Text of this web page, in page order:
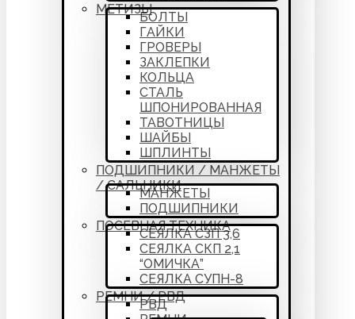
МЕТИЗЫ
БОЛТЫ
ГАЙКИ
ГРОВЕРЫ
ЗАКЛЕПКИ
КОЛЬЦА
СТАЛЬ
ШПОНИРОВАННАЯ
ТАВОТНИЦЫ
ШАЙБЫ
ШПЛИНТЫ
ПОДШИПНИКИ / МАНЖЕТЫ
/ САЛЬНИКИ
МАНЖЕТЫ
ПОДШИПНИКИ
ПОСЕВНАЯ ТЕХНИКА
СЕЯЛКА СЗП 3,6
СЕЯЛКА СКП 2,1
“ОМИЧКА”
СЕЯЛКА СУПН-8
РЕМНИ / РВД
РВД